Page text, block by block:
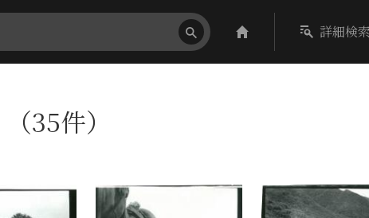
詳細検索
35件）